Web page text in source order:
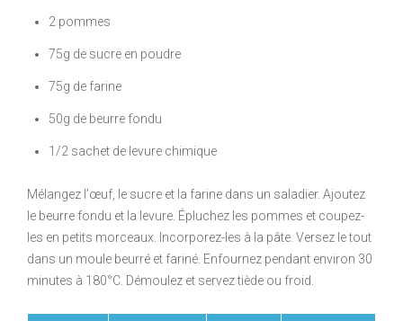
2 pommes
75g de sucre en poudre
75g de farine
50g de beurre fondu
1/2 sachet de levure chimique
Mélangez l’œuf, le sucre et la farine dans un saladier. Ajoutez
le beurre fondu et la levure. Épluchez les pommes et coupez-
les en petits morceaux. Incorporez-les à la pâte. Versez le tout
dans un moule beurré et fariné. Enfournez pendant environ 30
minutes à 180°C. Démoulez et servez tiède ou froid.